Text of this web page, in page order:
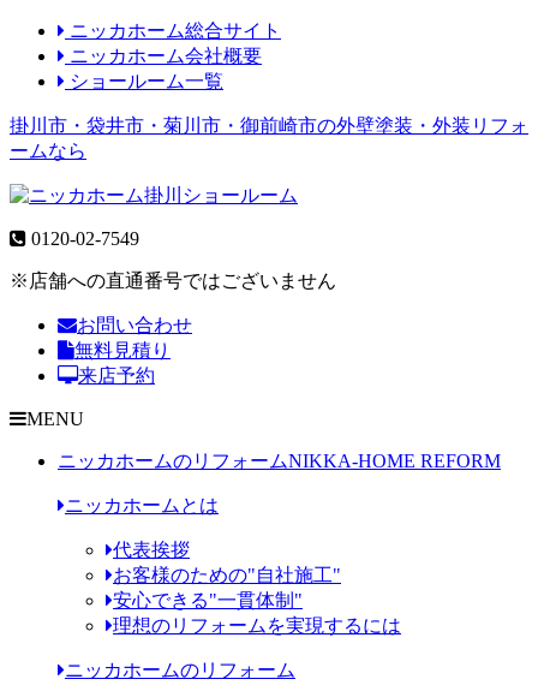
ニッカホーム総合サイト
ニッカホーム会社概要
ショールーム一覧
掛川市・袋井市・菊川市・御前崎市の外壁塗装・外装リフォ
ームなら
0120-02-7549
※店舗への直通番号ではございません
お問い合わせ
無料見積り
来店予約
MENU
ニッカホームのリフォームNIKKA-HOME REFORM
ニッカホームとは
代表挨拶
お客様のための"自社施工"
安心できる"一貫体制"
理想のリフォームを実現するには
ニッカホームのリフォーム